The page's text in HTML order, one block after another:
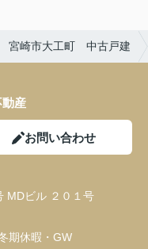
宮崎市大工町 中古戸建
産
お問い合わせ
MDビル ２０１号
期休暇・GW